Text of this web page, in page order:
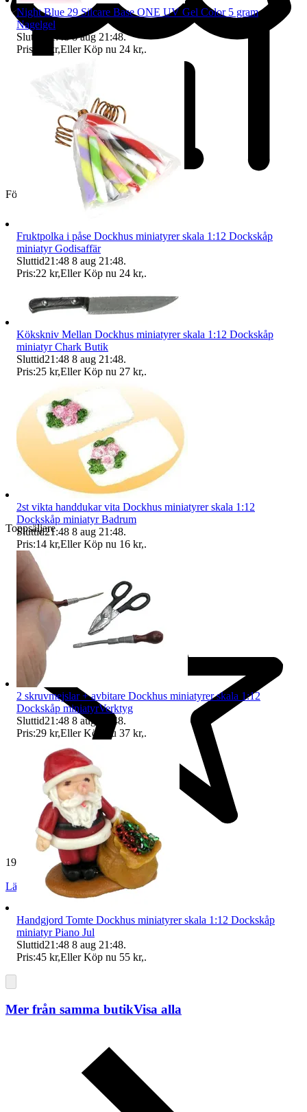
Företag
Toppsäljare
19 269 omdömen
Läs omdömen Följ
Night Blue 29 Silcare Base ONE UV Gel Color 5 gram
Nagelgel
Sluttid
21:48 8 aug 21:48.
Pris:
23 kr,Eller Köp nu 24 kr,.
Fruktpolka i påse Dockhus miniatyrer skala 1:12 Dockskåp
miniatyr Godisaffär
Sluttid21:48 8 aug 21:48.
Pris:22 kr,Eller Köp nu 24 kr,.
Kökskniv Mellan Dockhus miniatyrer skala 1:12 Dockskåp
miniatyr Chark Butik
Sluttid21:48 8 aug 21:48.
Pris:25 kr,Eller Köp nu 27 kr,.
2st vikta handdukar vita Dockhus miniatyrer skala 1:12
Dockskåp miniatyr Badrum
Sluttid21:48 8 aug 21:48.
Pris:14 kr,Eller Köp nu 16 kr,.
2 skruvmejslar + avbitare Dockhus miniatyrer skala 1:12
Dockskåp miniatyrVerktyg
Sluttid21:48 8 aug 21:48.
Pris:29 kr,Eller Köp nu 37 kr,.
Handgjord Tomte Dockhus miniatyrer skala 1:12 Dockskåp
miniatyr Piano Jul
Sluttid21:48 8 aug 21:48.
Pris:45 kr,Eller Köp nu 55 kr,.
Mer från samma butikVisa alla